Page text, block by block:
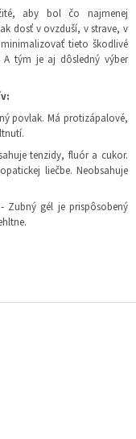
aby bol čo najmenej
dosť v ovzduší, v strave, v
tieto škodlivé
tým je aj dôsledný výber
povlak.Má protizápalové,
tenzidy, fluór a cukor.
liečbe. Neobsahuje
Zubný gél je prispôsobený